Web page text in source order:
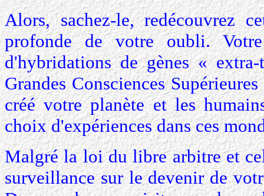
Alors, sachez-le, redécouvrez
profonde de votre oubli.
d'hybridations de gènes «
Grandes Consciences
créé votre planète et les
choix d'expériences dans ces
Malgré la loi du libre arbitre et
surveillance sur le devenir de